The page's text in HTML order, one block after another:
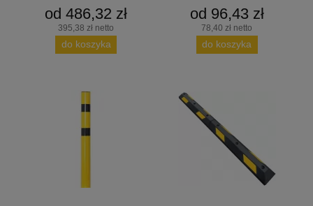
od 486,32 zł
395,38 zł netto
do koszyka
od 96,43 zł
78,40 zł netto
do koszyka